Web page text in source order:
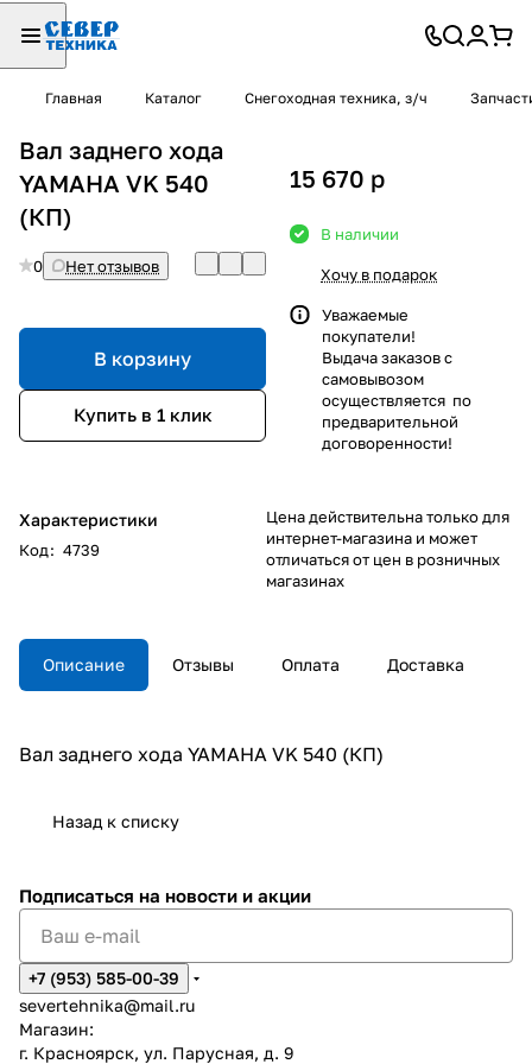
Главная Каталог Снегоходная техника, з/ч
Вал заднего хода
YAMAHA VK 540
(КП)
0 Нет отзывов
В корзину
Купить в 1 клик
Характеристики
Код: 4739
15 670 p
В наличии
Хочу в подарок
Уважаемые
покупатели!
Выдача заказов с
самовывозом
осуществляется по
предварительной
договоренности!
Цена действительна только для
интернет-магазина и может
отличаться от цен в розничных
магазинах
Описание Отзывы Оплата Доставка
Вал заднего хода YAMAHA VK 540 (КП)
Назад к списку
Подписаться на новости и акции
+7 (953) 585-00-39
severtehnika@mail.ru
Магазин:
г. Красноярск, ул. Парусная, д. 9